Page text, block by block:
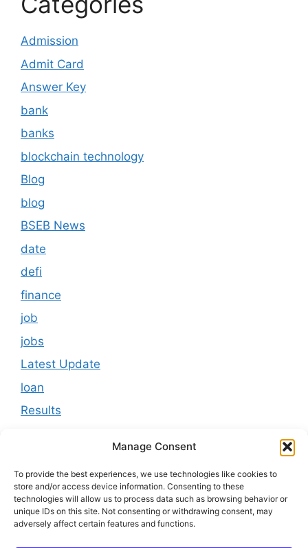
Manage Consent
To provide the best experiences, we use technologies like cookies to
store and/or access device information. Consenting to these
technologies will allow us to process data such as browsing behavior or
unique IDs on this site. Not consenting or withdrawing consent, may
adversely affect certain features and functions.
Admission
Admit Card
Answer Key
bank
banks
blockchain technology
Blog
blog
BSEB News
date
defi
finance
job
jobs
Latest Update
loan
Results
Tokenomics
usa
youtube